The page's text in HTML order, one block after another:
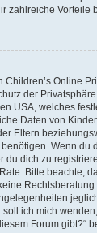
zahlreiche Vorteile
Children’s Online
der
USA, welches
Daten von
Eltern
Wenn du
du dich zu
Bitte beachte,
soll ich mich
Forum gibt?“